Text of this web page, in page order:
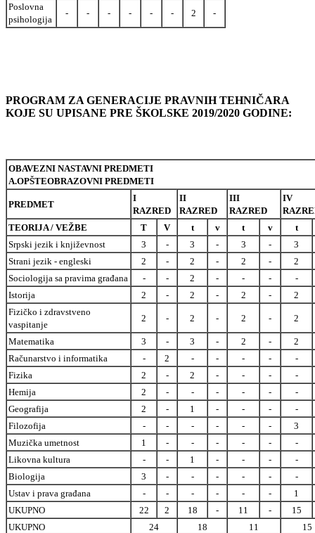
Poslovna
psihologija
- - - - - - 2 -
PROGRAM ZA GENERACIJE PRAVNIH TEHNIČARA
KOJE SU UPISANE PRE ŠKOLSKE 2019/2020 GODINE:
OBAVEZNI NASTAVNI PREDMETI
A.OPŠTEOBRAZOVNI PREDMETI
PREDMET
I
RAZRED
II
RAZRED
III
RAZRED
IV
TEORIJA / VEŽBE
T V t v t v
t
Srpski jezik i književnost
3 - 3 - 3 -
3
Strani jezik - engleski
2 - 2 - 2 -
2
Sociologija sa pravima građana
- - 2 - - -
-
Istorija
2 - 2 - 2 -
2
Fizičko i zdravstveno
vaspitanje
2 - 2 - 2 - 2
Matematika 3 - 3 - 2 -
2
Računarstvo i informatika
- 2 - - - -
-
Fizika
2 - 2 - - -
-
Hemija
2 - - - - -
-
Geografija
2 - 1 - - -
-
Filozofija
- - - - - -
3
Muzička umetnost
1 - - - - -
-
Likovna kultura
- - 1 - - -
-
Biologija
3 - - - - -
-
Ustav i prava građana
- - - - - -
1
UKUPNO
22 2 18 - 11 -
15
UKUPNO
24 18 11
15